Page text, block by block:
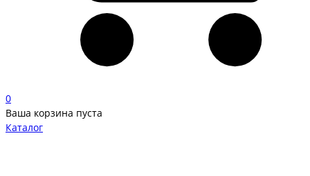
0
Ваша корзина пуста
Каталог